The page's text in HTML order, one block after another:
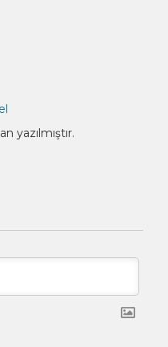
yazılmıştır.